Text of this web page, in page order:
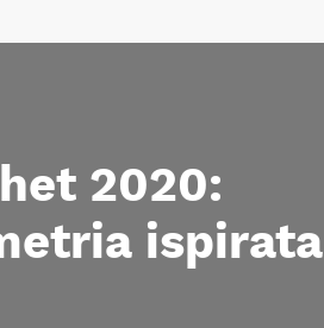
2020:
ispirata